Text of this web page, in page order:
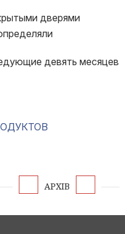
дверями
девять месяцев
АРХІВ